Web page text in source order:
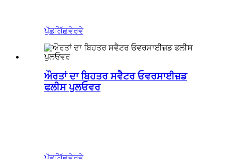
ਪੁੱਛਗਿੱਛਵੇਰਵੇ
ਔਰਤਾਂ ਦਾ ਬਿਹਤਰ ਸਵੈਟਰ ਓਵਰਸਾਈਜ਼ਡ
ਫਲੀਸ ਪੁਲਓਵਰ